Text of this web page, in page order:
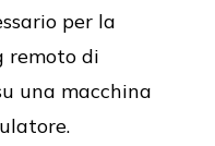
per la
remoto di
una macchina